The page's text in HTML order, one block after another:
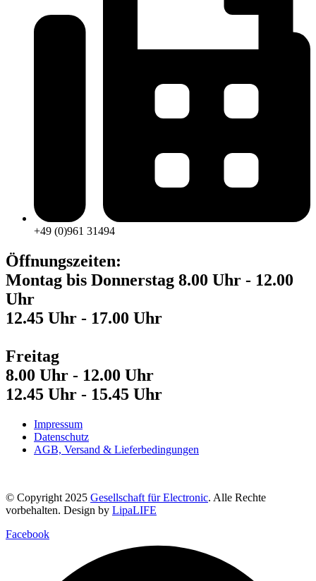
+49 (0)961 31494
Öffnungszeiten:
Montag bis Donnerstag 8.00 Uhr - 12.00
Uhr
12.45 Uhr - 17.00 Uhr
Freitag
8.00 Uhr - 12.00 Uhr
12.45 Uhr - 15.45 Uhr
Impressum
Datenschutz
AGB, Versand & Lieferbedingungen
© Copyright 2025 Gesellschaft für Electronic. Alle Rechte
vorbehalten. Design by LipaLIFE
Facebook